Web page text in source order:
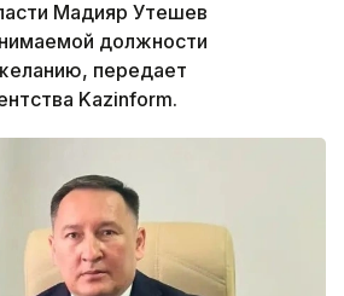
Мадияр Утешев
должности
передает
Kazinform.